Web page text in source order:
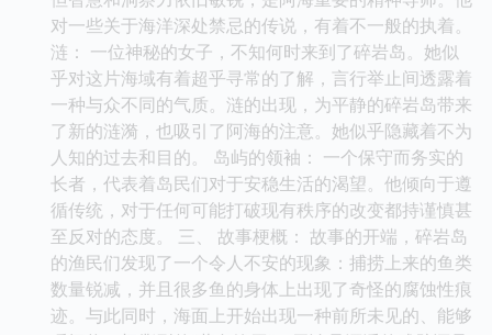
对一些关于海洋深处禁忌的传说，有着不一般的执着。
涟： 一位神秘的女子，不知何时来到了碎岩岛。她似
乎对这片海域有着超乎寻常的了解，言行举止间透露着
一种与众不同的气质。涟的出现，为平静的碎岩岛带来
了新的涟漪，也吸引了阿海的注意。她似乎隐藏着不为
人知的过去和目的。 岛屿的领袖： 一个保守而务实的
长者，代表着岛民们对于安稳生活的渴望。他倾向于遵
循传统，对于任何可能打破现有秩序的改变都持谨慎甚
至反对的态度。 三、 故事梗概： 故事的开端，碎岩岛
的渔民们发现了一个令人不安的现象：捕捞上来的鱼类
数量锐减，并且很多鱼的身体上出现了奇怪的腐蚀性痕
迹。与此同时，海面上开始出现一种前所未见的、能够